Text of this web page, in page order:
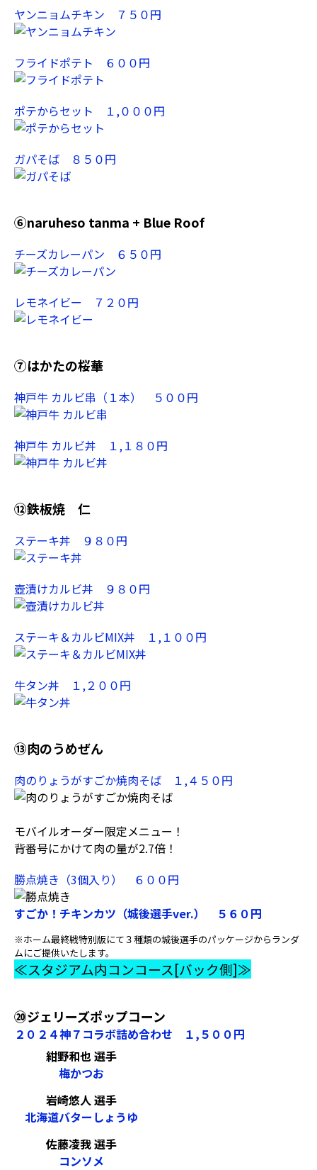
ヤンニョムチキン ７５０円
フライドポテト ６００円
ポテからセット １,０００円
ガパそば ８５０円
⑥naruheso tanma + Blue Roof
チーズカレーパン ６５０円
レモネイビー ７２０円
⑦はかたの桜華
神戸牛 カルビ串（１本） ５００円
神戸牛 カルビ丼 １,１８０円
⑫鉄板焼 仁
ステーキ丼 ９８０円
壺漬けカルビ丼 ９８０円
ステーキ＆カルビMIX丼 １,１００円
牛タン丼 １,２００円
⑬肉のうめぜん
肉のりょうがすごか焼肉そば １,４５０円
モバイルオーダー限定メニュー！
背番号にかけて肉の量が2.7倍！
勝点焼き（3個入り） ６００円
すごか！チキンカツ（城後選手ver.） ５６０円
※ホーム最終戦特別版にて３種類の城後選手のパッケージからランダ
ムにご提供いたします。
≪スタジアム内コンコース[バック側]≫
⑳ジェリーズポップコーン
２０２４神７コラボ詰め合わせ １,５００円
紺野和也 選手
梅かつお
岩崎悠人 選手
北海道バターしょうゆ
佐藤凌我 選手
コンソメ